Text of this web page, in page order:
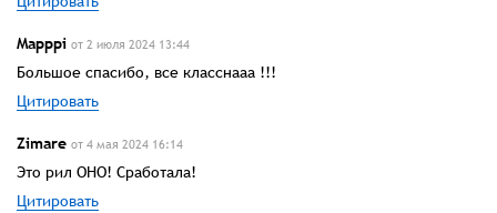
Mapppi от 2 июля 2024 13:44
Большое спасибо, все класснааа !!!
Цитировать
Zimare от 4 мая 2024 16:14
Это рил ОНО! Сработала!
Цитировать